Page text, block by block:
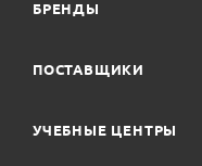
БРЕНДЫ
ПОСТАВЩИКИ
УЧЕБНЫЕ ЦЕНТРЫ